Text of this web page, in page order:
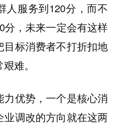
人服务到120分，而不
分，未来一定会有这样
目标消费者不打折扣地
难。
力优势，一个是核心消
业调改的方向就在这两